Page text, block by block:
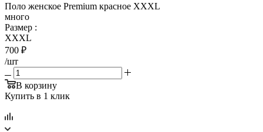
Поло женское Premium красное XXXL
много
Размер :
XXXL
700 ₽
/шт
В корзину
Купить в 1 клик